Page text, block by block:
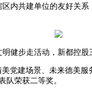
内共建单位的友好关
健步走活动，新都控
美党建场景、未来德美
队荣获二等奖。